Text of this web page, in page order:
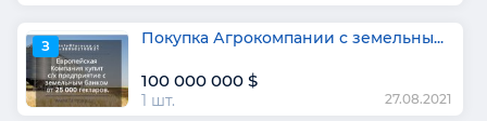
З Покупка Агрокомпании с земельны...
100 000 000 $
1 шт. 27.08.2021